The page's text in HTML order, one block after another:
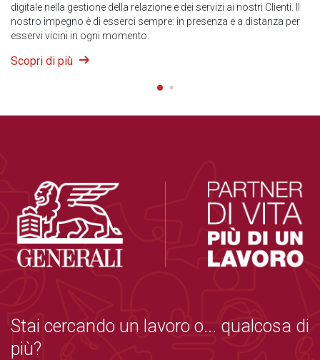
digitale nella gestione della relazione e dei servizi ai nostri Clienti. Il
nostro impegno è di esserci sempre: in presenza e a distanza per
esservi vicini in ogni momento.
Scopri di più
Stai cercando un lavoro o... qualcosa di
più?